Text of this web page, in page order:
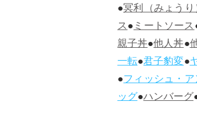
●冥利（みょう
ス●ミートソース
親子丼●他人丼●
一転●君子豹変●
●フィッシュ・
ッグ●ハンバーグ